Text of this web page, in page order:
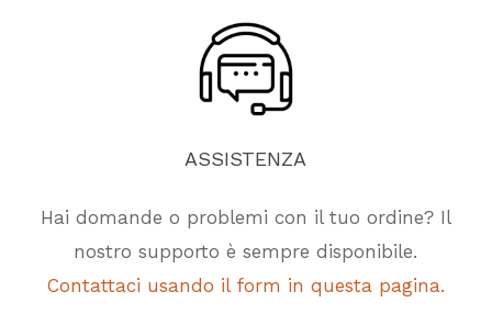
ASSISTENZA
Hai domande o problemi con il tuo ordine? Il
nostro supporto è sempre disponibile.
Contattaci usando il form in questa pagina.